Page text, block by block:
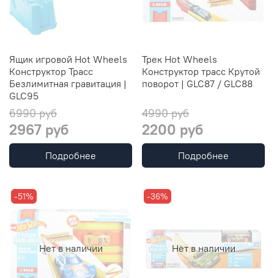
Ящик игровой Hot Wheels
Конструктор Трасс
Безлимитная гравитация |
GLC95
6990 руб
2967 руб
Подробнее
Трек Hot Wheels
Конструктор трасс Крутой
поворот | GLC87 / GLC88
4990 руб
2200 руб
Подробнее
Нет в наличии
-51%
Нет в наличии
-36%